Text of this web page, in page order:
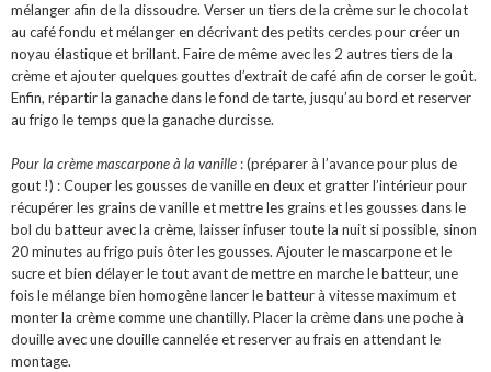
mélanger afin de la dissoudre. Verser un tiers de la crème sur le chocolat
au café fondu et mélanger en décrivant des petits cercles pour créer un
noyau élastique et brillant. Faire de même avec les 2 autres tiers de la
crème et ajouter quelques gouttes d’extrait de café afin de corser le goût.
Enfin, répartir la ganache dans le fond de tarte, jusqu’au bord et reserver
au frigo le temps que la ganache durcisse.
Pour la crème mascarpone à la vanille : (préparer à l’avance pour plus de
gout !) : Couper les gousses de vanille en deux et gratter l’intérieur pour
récupérer les grains de vanille et mettre les grains et les gousses dans le
bol du batteur avec la crème, laisser infuser toute la nuit si possible, sinon
20 minutes au frigo puis ôter les gousses. Ajouter le mascarpone et le
sucre et bien délayer le tout avant de mettre en marche le batteur, une
fois le mélange bien homogène lancer le batteur à vitesse maximum et
monter la crème comme une chantilly. Placer la crème dans une poche à
douille avec une douille cannelée et reserver au frais en attendant le
montage.